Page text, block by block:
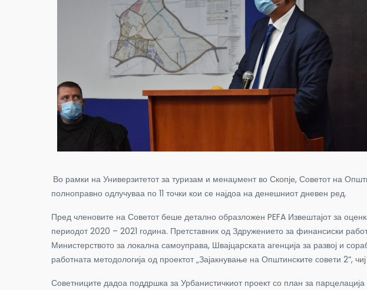
Во рамки на Универзитетот за туризам и менаџмент во Скопје, Советот на
полноправно одлучуваа по 11 точки кои се најдоа на денешниот дневен ред.
Пред членовите на Советот беше детално образложен PEFA Извештајот за
периодот 2020 – 2021 година. Претставник од Здружението за финансиски
Министерството за локална самоуправа, Швајцарската агенција за развој и
работната методологија од проектот „Зајакнување на Општинските совети 2“,
Советниците дадоа поддршка за Урбанистичкиот проект со план за